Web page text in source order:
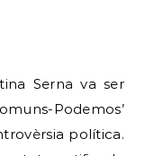
Serna va ser
Podemos’
política.